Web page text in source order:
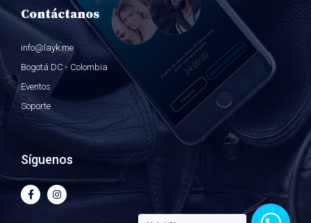
Contáctanos
info@layk.me
Bogotá DC - Colombia
Eventos
Soporte
Síguenos